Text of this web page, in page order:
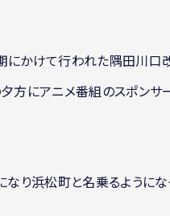
にかけて行われた隅田川口
方にアニメ番組のスポンサ
浜松町と名乗るようにな